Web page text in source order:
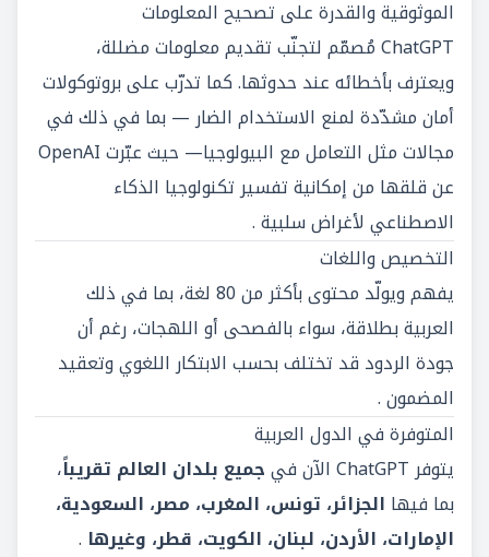
الموثوقية والقدرة على تصحيح المعلومات
ChatGPT مُصمّم لتجنّب تقديم معلومات مضللة،
ويعترف بأخطائه عند حدوثها. كما تدرّب على بروتوكولات
أمان مشدّدة لمنع الاستخدام الضار — بما في ذلك في
مجالات مثل التعامل مع البيولوجيا— حيث عبّرت OpenAI
عن قلقها من إمكانية تفسير تكنولوجيا الذكاء
الاصطناعي لأغراض سلبية .
التخصيص واللغات
يفهم ويولّد محتوى بأكثر من 80 لغة، بما في ذلك
العربية بطلاقة، سواء بالفصحى أو اللهجات، رغم أن
جودة الردود قد تختلف بحسب الابتكار اللغوي وتعقيد
المضمون .
المتوفرة في الدول العربية
يتوفر ChatGPT الآن في
جميع بلدان العالم تقريباً،
بما فيها الجزائر، تونس، المغرب، مصر، السعودية،
الإمارات، الأردن، لبنان، الكويت، قطر، وغيرها .